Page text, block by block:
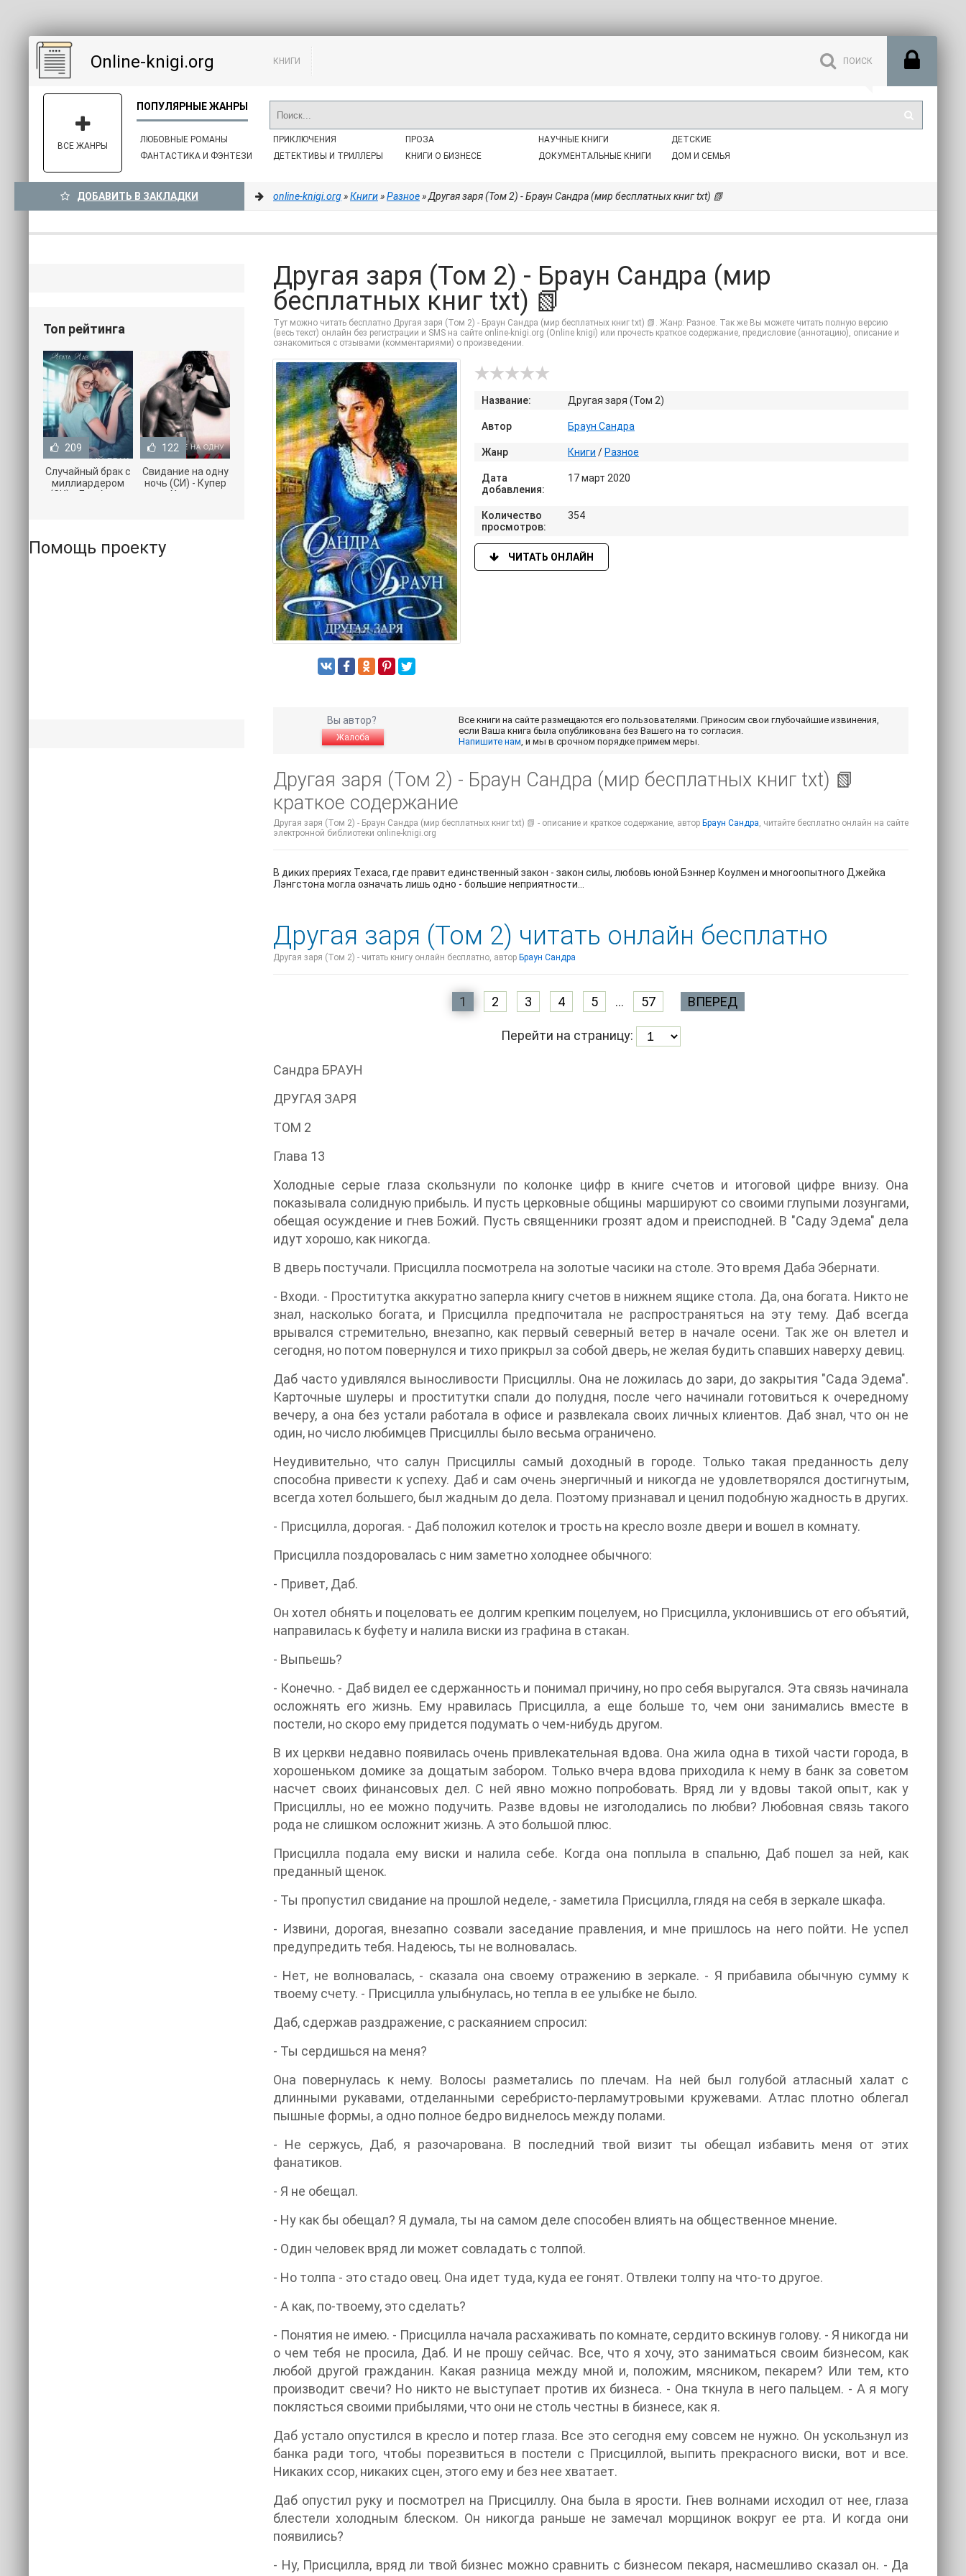
Online-knigi.org КНИГИ
ЛЮБОВНЫЕ РОМАНЫ
ФАНТАСТИКА И ФЭНТЕЗИ
ПРИКЛЮЧЕНИЯ
ДЕТЕКТИВЫ И ТРИЛЛЕРЫ
ПРОЗА
КНИГИ О БИЗНЕСЕ
НАУЧНЫЕ КНИГИ
ДОКУМЕНТАЛЬНЫЕ КНИГИ
ДЕТСКИЕ
ДОМ И СЕМЬЯ
ВСЕ ЖАНРЫ
ДОБАВИТЬ В ЗАКЛАДКИ online-knigi.org»Книги»Разное» Другая заря (Том 2) - Браун Сандра (мир бесплатных книг txt) 📗
Другая заря (Том 2) - Браун Сандра (мир
бесплатных книг txt) 📗
Тут можно читать бесплатно Другая заря (Том 2) - Браун Сандра (мир бесплатных книг txt) 📗. Жанр: Разное. Так же Вы можете читать полную версию
(весь текст) онлайн без регистрации и SMS на сайте online-knigi.org (Online knigi) или прочесть краткое содержание, предисловие (аннотацию), описание и
ознакомиться с отзывами (комментариями) о произведении.
Название: Другая заря (Том 2)
Автор Браун Сандра
Жанр Книги / Разное
Дата
добавления:
17 март 2020
Количество
просмотров:
354
ЧИТАТЬ ОНЛАЙН
Вы автор?
Жалоба
Все книги на сайте размещаются его пользователями. Приносим свои глубочайшие извинения,
если Ваша книга была опубликована без Вашего на то согласия.
Напишите нам , и мы в срочном порядке примем меры.
Другая заря (Том 2) - Браун Сандра (мир бесплатных книг txt) 📗
краткое содержание
Другая заря (Том 2) - Браун Сандра (мир бесплатных книг txt) 📗 - описание и краткое содержание, автор Браун Сандра, читайте бесплатно онлайн на сайте
электронной библиотеки online-knigi.org
В диких прериях Техаса, где правит единственный закон - закон силы, любовь юной Бэннер Коулмен и многоопытного Джейка
Лэнгстона могла означать лишь одно - большие неприятности...
Другая заря (Том 2) читать онлайн бесплатно
Другая заря (Том 2) - читать книгу онлайн бесплатно, автор Браун Сандра
1 2 3 4 5 ... 57 ВПЕРЕД
Перейти на страницу:
Сандра БРАУН
ДРУГАЯ ЗАРЯ
ТОМ 2
Глава 13
Холодные серые глаза скользнули по колонке цифр в книге счетов и итоговой цифре внизу. Она
показывала солидную прибыль. И пусть церковные общины маршируют со своими глупыми лозунгами,
обещая осуждение и гнев Божий. Пусть священники грозят адом и преисподней. В "Саду Эдема" дела
идут хорошо, как никогда.
В дверь постучали. Присцилла посмотрела на золотые часики на столе. Это время Даба Эбернати.
- Входи. - Проститутка аккуратно заперла книгу счетов в нижнем ящике стола. Да, она богата. Никто не
знал, насколько богата, и Присцилла предпочитала не распространяться на эту тему. Даб всегда
врывался стремительно, внезапно, как первый северный ветер в начале осени. Так же он влетел и
сегодня, но потом повернулся и тихо прикрыл за собой дверь, не желая будить спавших наверху девиц.
Даб часто удивлялся выносливости Присциллы. Она не ложилась до зари, до закрытия "Сада Эдема".
Карточные шулеры и проститутки спали до полудня, после чего начинали готовиться к очередному
вечеру, а она без устали работала в офисе и развлекала своих личных клиентов. Даб знал, что он не
один, но число любимцев Присциллы было весьма ограничено.
Неудивительно, что салун Присциллы самый доходный в городе. Только такая преданность делу
способна привести к успеху. Даб и сам очень энергичный и никогда не удовлетворялся достигнутым,
всегда хотел большего, был жадным до дела. Поэтому признавал и ценил подобную жадность в других.
- Присцилла, дорогая. - Даб положил котелок и трость на кресло возле двери и вошел в комнату.
Присцилла поздоровалась с ним заметно холоднее обычного:
- Привет, Даб.
Он хотел обнять и поцеловать ее долгим крепким поцелуем, но Присцилла, уклонившись от его объятий,
направилась к буфету и налила виски из графина в стакан.
- Выпьешь?
- Конечно. - Даб видел ее сдержанность и понимал причину, но про себя выругался. Эта связь начинала
осложнять его жизнь. Ему нравилась Присцилла, а еще больше то, чем они занимались вместе в
постели, но скоро ему придется подумать о чем-нибудь другом.
В их церкви недавно появилась очень привлекательная вдова. Она жила одна в тихой части города, в
хорошеньком домике за дощатым забором. Только вчера вдова приходила к нему в банк за советом
насчет своих финансовых дел. С ней явно можно попробовать. Вряд ли у вдовы такой опыт, как у
Присциллы, но ее можно подучить. Разве вдовы не изголодались по любви? Любовная связь такого
рода не слишком осложнит жизнь. А это большой плюс.
Присцилла подала ему виски и налила себе. Когда она поплыла в спальню, Даб пошел за ней, как
преданный щенок.
- Ты пропустил свидание на прошлой неделе, - заметила Присцилла, глядя на себя в зеркале шкафа.
- Извини, дорогая, внезапно созвали заседание правления, и мне пришлось на него пойти. Не успел
предупредить тебя. Надеюсь, ты не волновалась.
- Нет, не волновалась, - сказала она своему отражению в зеркале. - Я прибавила обычную сумму к
твоему счету. - Присцилла улыбнулась, но тепла в ее улыбке не было.
Даб, сдержав раздражение, с раскаянием спросил:
- Ты сердишься на меня?
Она повернулась к нему. Волосы разметались по плечам. На ней был голубой атласный халат с
длинными рукавами, отделанными серебристо-перламутровыми кружевами. Атлас плотно облегал
пышные формы, а одно полное бедро виднелось между полами.
- Не сержусь, Даб, я разочарована. В последний твой визит ты обещал избавить меня от этих
фанатиков.
- Я не обещал.
- Ну как бы обещал? Я думала, ты на самом деле способен влиять на общественное мнение.
- Один человек вряд ли может совладать с толпой.
- Но толпа - это стадо овец. Она идет туда, куда ее гонят. Отвлеки толпу на что-то другое.
- А как, по-твоему, это сделать?
- Понятия не имею. - Присцилла начала расхаживать по комнате, сердито вскинув голову. - Я никогда ни
о чем тебя не просила, Даб. И не прошу сейчас. Все, что я хочу, это заниматься своим бизнесом, как
любой другой гражданин. Какая разница между мной и, положим, мясником, пекарем? Или тем, кто
производит свечи? Но никто не выступает против их бизнеса. - Она ткнула в него пальцем. - А я могу
поклясться своими прибылями, что они не столь честны в бизнесе, как я.
Даб устало опустился в кресло и потер глаза. Все это сегодня ему совсем не нужно. Он ускользнул из
банка ради того, чтобы порезвиться в постели с Присциллой, выпить прекрасного виски, вот и все.
Никаких ссор, никаких сцен, этого ему и без нее хватает.
Даб опустил руку и посмотрел на Присциллу. Она была в ярости. Гнев волнами исходил от нее, глаза
блестели холодным блеском. Он никогда раньше не замечал морщинок вокруг ее рта. И когда они
появились?
- Ну, Присцилла, вряд ли твой бизнес можно сравнить с бизнесом пекаря, насмешливо сказал он. - Да
Топ рейтинга
209
Случайный брак с
миллиардером
(СИ) - Лав Агата
122
Свидание на одну
ночь (СИ) - Купер
Хелен
Помощь проекту